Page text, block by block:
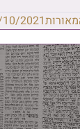
2021